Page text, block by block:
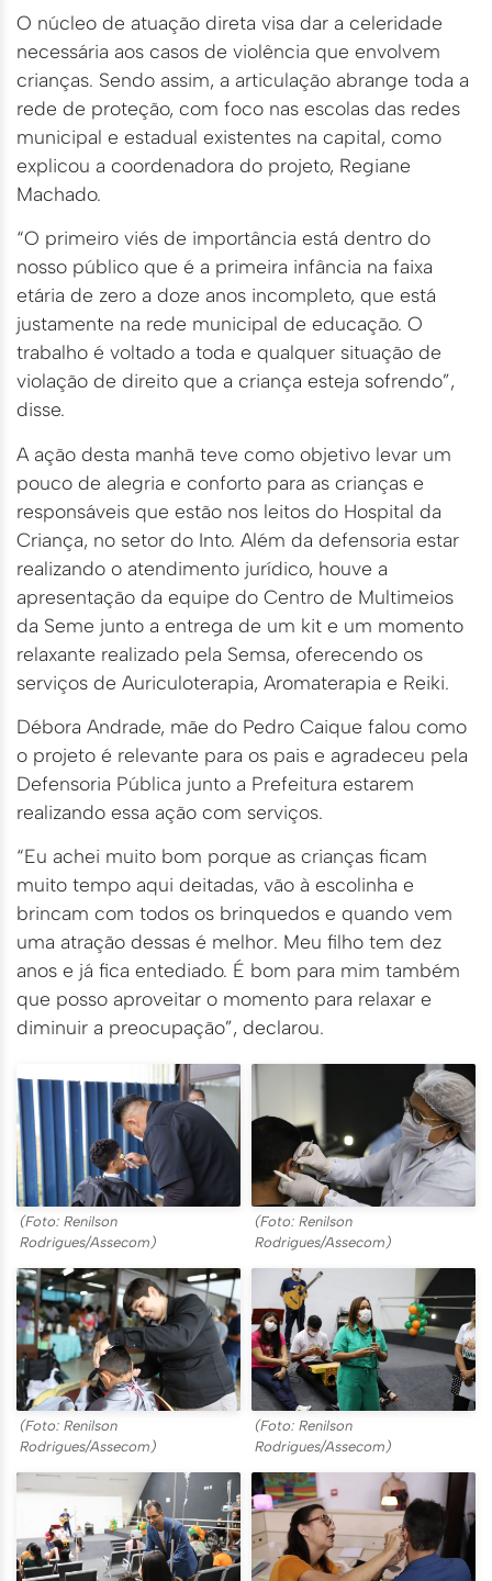
O núcleo de atuação direta visa dar a celeridade
necessária aos casos de violência que envolvem
crianças. Sendo assim, a articulação abrange toda a
rede de proteção, com foco nas escolas das redes
municipal e estadual existentes na capital, como
explicou a coordenadora do projeto, Regiane
Machado.
“O primeiro viés de importância está dentro do
nosso público que é a primeira infância na faixa
etária de zero a doze anos incompleto, que está
justamente na rede municipal de educação. O
trabalho é voltado a toda e qualquer situação de
violação de direito que a criança esteja sofrendo”,
disse.
A ação desta manhã teve como objetivo levar um
pouco de alegria e conforto para as crianças e
responsáveis que estão nos leitos do Hospital da
Criança, no setor do Into. Além da defensoria estar
realizando o atendimento jurídico, houve a
apresentação da equipe do Centro de Multimeios
da Seme junto a entrega de um kit e um momento
relaxante realizado pela Semsa, oferecendo os
serviços de Auriculoterapia, Aromaterapia e Reiki.
Débora Andrade, mãe do Pedro Caique falou como
o projeto é relevante para os pais e agradeceu pela
Defensoria Pública junto a Prefeitura estarem
realizando essa ação com serviços.
“Eu achei muito bom porque as crianças ficam
muito tempo aqui deitadas, vão à escolinha e
brincam com todos os brinquedos e quando vem
uma atração dessas é melhor. Meu filho tem dez
anos e já fica entediado. É bom para mim também
que posso aproveitar o momento para relaxar e
diminuir a preocupação”, declarou.
(Foto: Renilson
Rodrigues/Assecom)
(Foto: Renilson
Rodrigues/Assecom)
(Foto: Renilson
Rodrigues/Assecom)
(Foto: Renilson
Rodrigues/Assecom)